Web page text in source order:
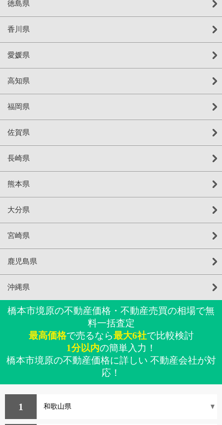
徳島県
香川県
愛媛県
高知県
福岡県
佐賀県
長崎県
熊本県
大分県
宮崎県
鹿児島県
沖縄県
橋本市境原の不動産価格・不動産売買の相場で無
料一括査定
最高価格で売るなら最大6社で比較検討
1分以内の簡単入力！
橋本市境原の不動産価格に詳しい 不動産会社が対
応！
1